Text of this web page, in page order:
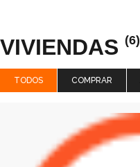
VIVIENDAS (6)
TODOS COMPRAR